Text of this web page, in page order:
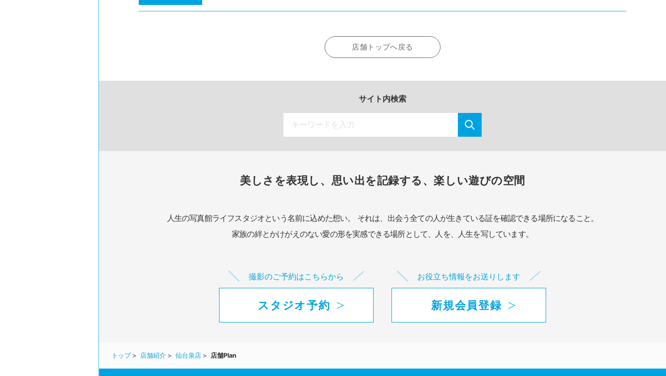
店舗トップへ戻る
サイト内検索
美しさを表現し、思い出を記録する、楽しい遊びの空間
人生の写真館ライフスタジオという名前に込めた想い。
それは、出会う全ての人が生きている証を確認できる場所になること。
家族の絆とかけがえのない愛の形を実感できる場所として、 人を、人生を写しています。
撮影のご予約はこちらから
スタジオ予約
お役立ち情報をお送りします
新規会員登録
トップ 店舗紹介 仙台泉店 店舗Plan